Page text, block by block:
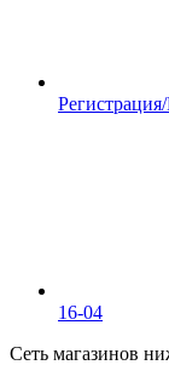
16-04
Сеть магазинов